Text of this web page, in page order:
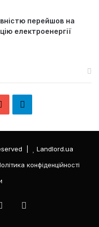
перейшов на
електроенергії
T
л
е
р
|
Landlord.ua
конфіденційності
YouTube